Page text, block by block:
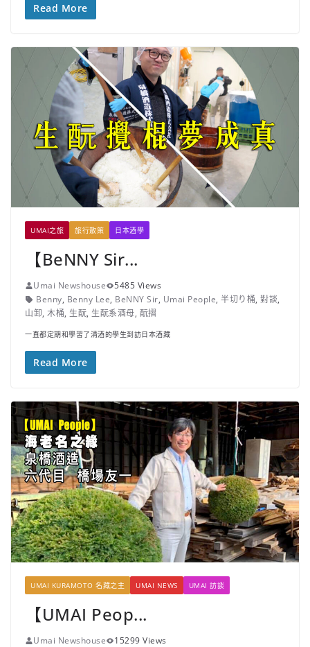
Read More
UMAI之旅 旅行散策 日本酒學
【BeNNY Sir...
Umai Newshouse
5485 Views
Benny, Benny Lee, BeNNY Sir, Umai People, 半切り桶, 對談,
山卸, 木桶, 生酛, 生酛系酒母, 酛摺
一直都定期和學習了清酒的學生到訪日本酒藏
Read More
UMAI KURAMOTO 名藏之主 UMAI NEWS UMAI 訪談
【UMAI Peop...
Umai Newshouse
15299 Views